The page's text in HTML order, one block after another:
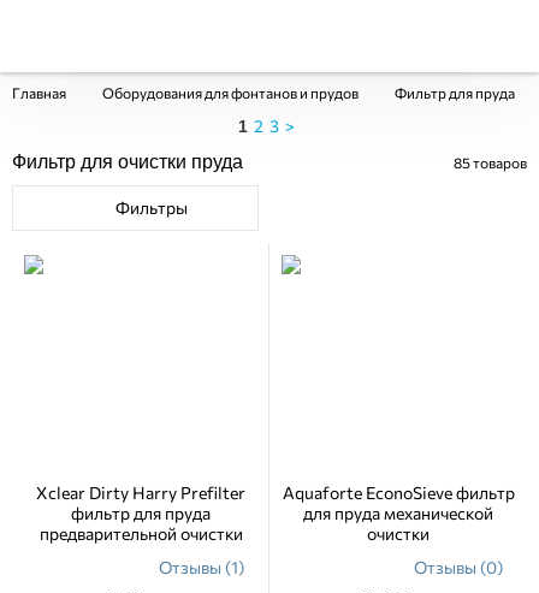
Главная Оборудования для фонтанов и прудов Фильтр для пруда
1 2 3 >
Фильтр для очистки пруда
85товаров
Фильтры
Xclear Dirty Harry Prefilter
фильтр для пруда
предварительной очистки
Отзывы (1)
Aquaforte EconoSieve фильтр
для пруда механической
очистки
Отзывы (0)